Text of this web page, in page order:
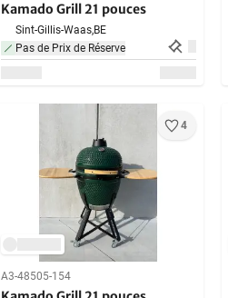
Kamado Grill 21 pouces
Sint-Gillis-Waas,BE
Pas de Prix de Réserve
4
A3-48505-154